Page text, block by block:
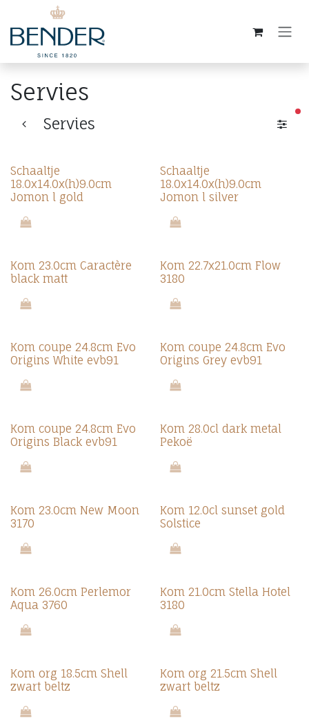
Overslaan naar inhoud
Servies
Servies
Schaaltje
18.0x14.0x(h)9.0cm
Jomon l gold
Schaaltje
18.0x14.0x(h)9.0cm
Jomon l silver
Kom 23.0cm Caractère
black matt
Kom 22.7x21.0cm Flow
3180
Kom coupe 24.8cm Evo
Origins White evb91
Kom coupe 24.8cm Evo
Origins Grey evb91
Kom coupe 24.8cm Evo
Origins Black evb91
Kom 28.0cl dark metal
Pekoë
Kom 23.0cm New Moon
3170
Kom 12.0cl sunset gold
Solstice
Kom 26.0cm Perlemor
Aqua 3760
Kom 21.0cm Stella Hotel
3180
Kom org 18.5cm Shell
zwart beltz
Kom org 21.5cm Shell
zwart beltz